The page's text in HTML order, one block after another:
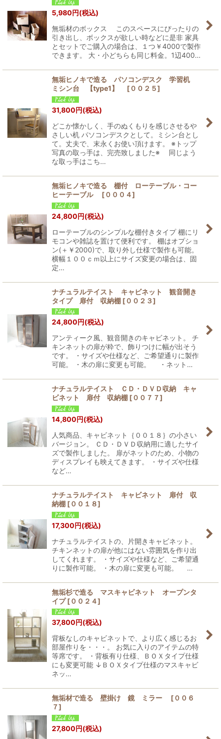
5,980円(税込)
無垢材のボックス このスペースにぴったりの
引き出し、ボックスが欲しい時などに是非 家具
とセットでご購入の場合は、１つ￥4000で製作
できます。 大・小どちらも同じ料金。1辺400…
無垢ヒノキで造る パソコンデスク 学習机
ミシン台 【type1】
[００２５]
31,800円(税込)
どこか懐かしく、手のぬくもりを感じさせるや
さしい机 パソコンデスクとして。ミシン台とし
て。丈夫で、末永くお使い頂けます。 ※トップ
写真の取っ手は、完売致しました※ 同じよう
な取っ手はこち…
無垢ヒノキで造る 棚付 ローテーブル・コー
ヒーテーブル [０００４]
24,800円(税込)
ローテーブルのシンプルな棚付きタイプ 棚にリ
モコンや雑誌を置けて便利です。 棚はオプショ
ン(＋￥2000)で、取り外し仕様で製作も可能。
横幅１００ｃｍ以上にサイズ変更の場合は、固
定…
ナチュラルテイスト キャビネット 観音開き
タイプ 扉付 収納棚 [００２３]
24,800円(税込)
アンティーク風、観音開きのキャビネット。 チ
キンネットの扉が粋で、飾りつけに幅が出そう
です。 ・サイズや仕様など、ご希望通りに製作
可能。 ・木の扉に変更も可能。 ・ネット…
ナチュラルテイスト ＣＤ・ＤＶＤ収納 キャ
ビネット 扉付 収納棚 [００７７]
14,800円(税込)
人気商品、キャビネット｛００１８｝の小さい
バージョン。 ＣＤ・ＤＶＤ収納用に適したサイ
ズで製作しました。 扉がネットのため、小物の
ディスプレイも映えてきます。 ・サイズや仕様
など…
ナチュラルテイスト キャビネット 扉付 収
納棚 [００１８]
17,300円(税込)
ナチュラルテイストの、片開きキャビネット。
チキンネットの扉が他にはない雰囲気を作り出
してくれます。 ・サイズや仕様など、ご希望通
りに製作可能。 ・木の扉に変更も可能。 …
無垢杉で造る マスキャビネット オープンタ
イプ [００２４]
37,800円(税込)
背板なしのキャビネットで、より広く感じるお
部屋作りを・・・。 お気に入りのアイテムの特
等席です。 ・背板有り仕様、ＢＯＸタイプ仕様
にも変更可能 ↓ＢＯＸタイプ仕様のマスキャビ
ネッ…
無垢材で造る 壁掛け 鏡 ミラー [００６
７]
27,800円(税込)